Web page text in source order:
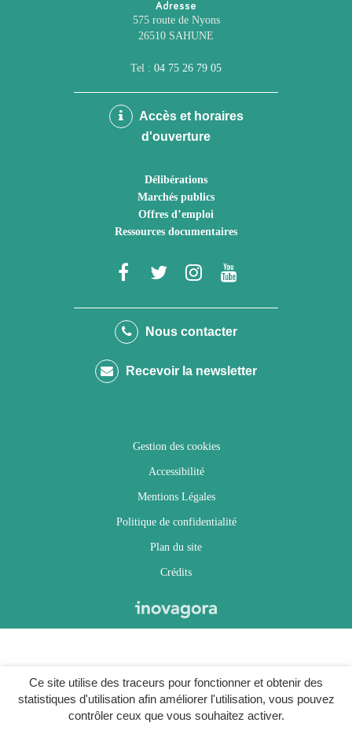
Ce site utilise des traceurs pour fonctionner et obtenir des
statistiques d'utilisation afin améliorer l'utilisation, vous pouvez
contrôler ceux que vous souhaitez activer.
Adresse
575 route de Nyons
26510 SAHUNE
Tel : 04 75 26 79 05
Accès et horaires
d'ouverture
Délibérations
Marchés publics
Offres d’emploi
Ressources documentaires
Lien
le
Facebook
Lien
le
Twitter
Lien
le
Instagram
Youtube
Nous contacter
Recevoir la newsletter
Gestion des cookies
Accessibilité
Mentions Légales
Politique de confidentialité
Plan du site
Crédits